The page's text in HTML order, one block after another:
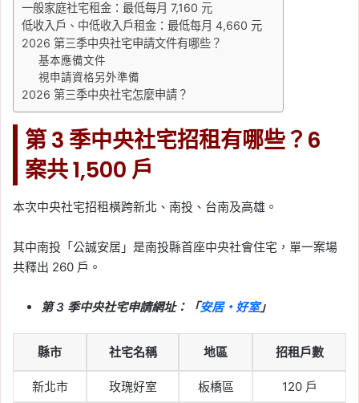
一般家庭社宅租金：最低每月 7,160 元
低收入戶、中低收入戶租金：最低每月 4,660 元
2026 第三季中央社宅申請文件有哪些？
基本應備文件
視申請資格另外準備
2026 第三季中央社宅怎麼申請？
第 3 季中央社宅招租有哪些？6
案共 1,500 戶
本次中央社宅招租橫跨新北、南投、台南及高雄。
其中南投「公誠安居」是南投縣首座中央社會住宅，單一案場
共釋出 260 戶。
第 3 季中央社宅申請網址：「安居・好室」
縣市 社宅名稱 地區 招租戶數
新北市 玫瑰好室 板橋區 120 戶